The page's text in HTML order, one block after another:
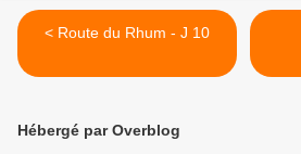
< Route du Rhum - J 10
Hébergé par Overblog